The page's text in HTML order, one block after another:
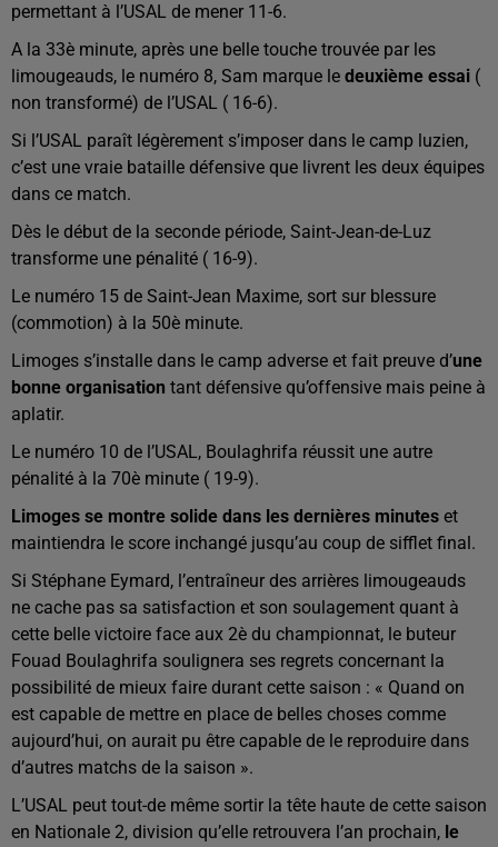
permettant à l’USAL de mener 11-6.
A la 33è minute, après une belle touche trouvée par les
limougeauds, le numéro 8, Sam marque le deuxième essai (
non transformé) de l’USAL ( 16-6).
Si l’USAL paraît légèrement s’imposer dans le camp luzien,
c’est une vraie bataille défensive que livrent les deux équipes
dans ce match.
Dès le début de la seconde période, Saint-Jean-de-Luz
transforme une pénalité ( 16-9).
Le numéro 15 de Saint-Jean Maxime, sort sur blessure
(commotion) à la 50è minute.
Limoges s’installe dans le camp adverse et fait preuve d’une
bonne organisation tant défensive qu’offensive mais peine à
aplatir.
Le numéro 10 de l’USAL, Boulaghrifa réussit une autre
pénalité à la 70è minute ( 19-9).
Limoges se montre solide dans les dernières minutes et
maintiendra le score inchangé jusqu’au coup de sifflet final.
Si Stéphane Eymard, l’entraîneur des arrières limougeauds
ne cache pas sa satisfaction et son soulagement quant à
cette belle victoire face aux 2è du championnat, le buteur
Fouad Boulaghrifa soulignera ses regrets concernant la
possibilité de mieux faire durant cette saison : « Quand on
est capable de mettre en place de belles choses comme
aujourd’hui, on aurait pu être capable de le reproduire dans
d’autres matchs de la saison ».
L’USAL peut tout-de même sortir la tête haute de cette saison
en Nationale 2, division qu’elle retrouvera l’an prochain, le